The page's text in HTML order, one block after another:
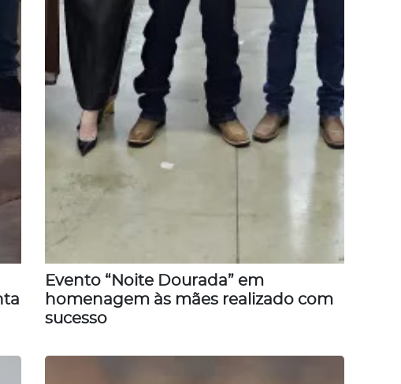
Evento “Noite Dourada” em
homenagem às mães realizado com
sucesso